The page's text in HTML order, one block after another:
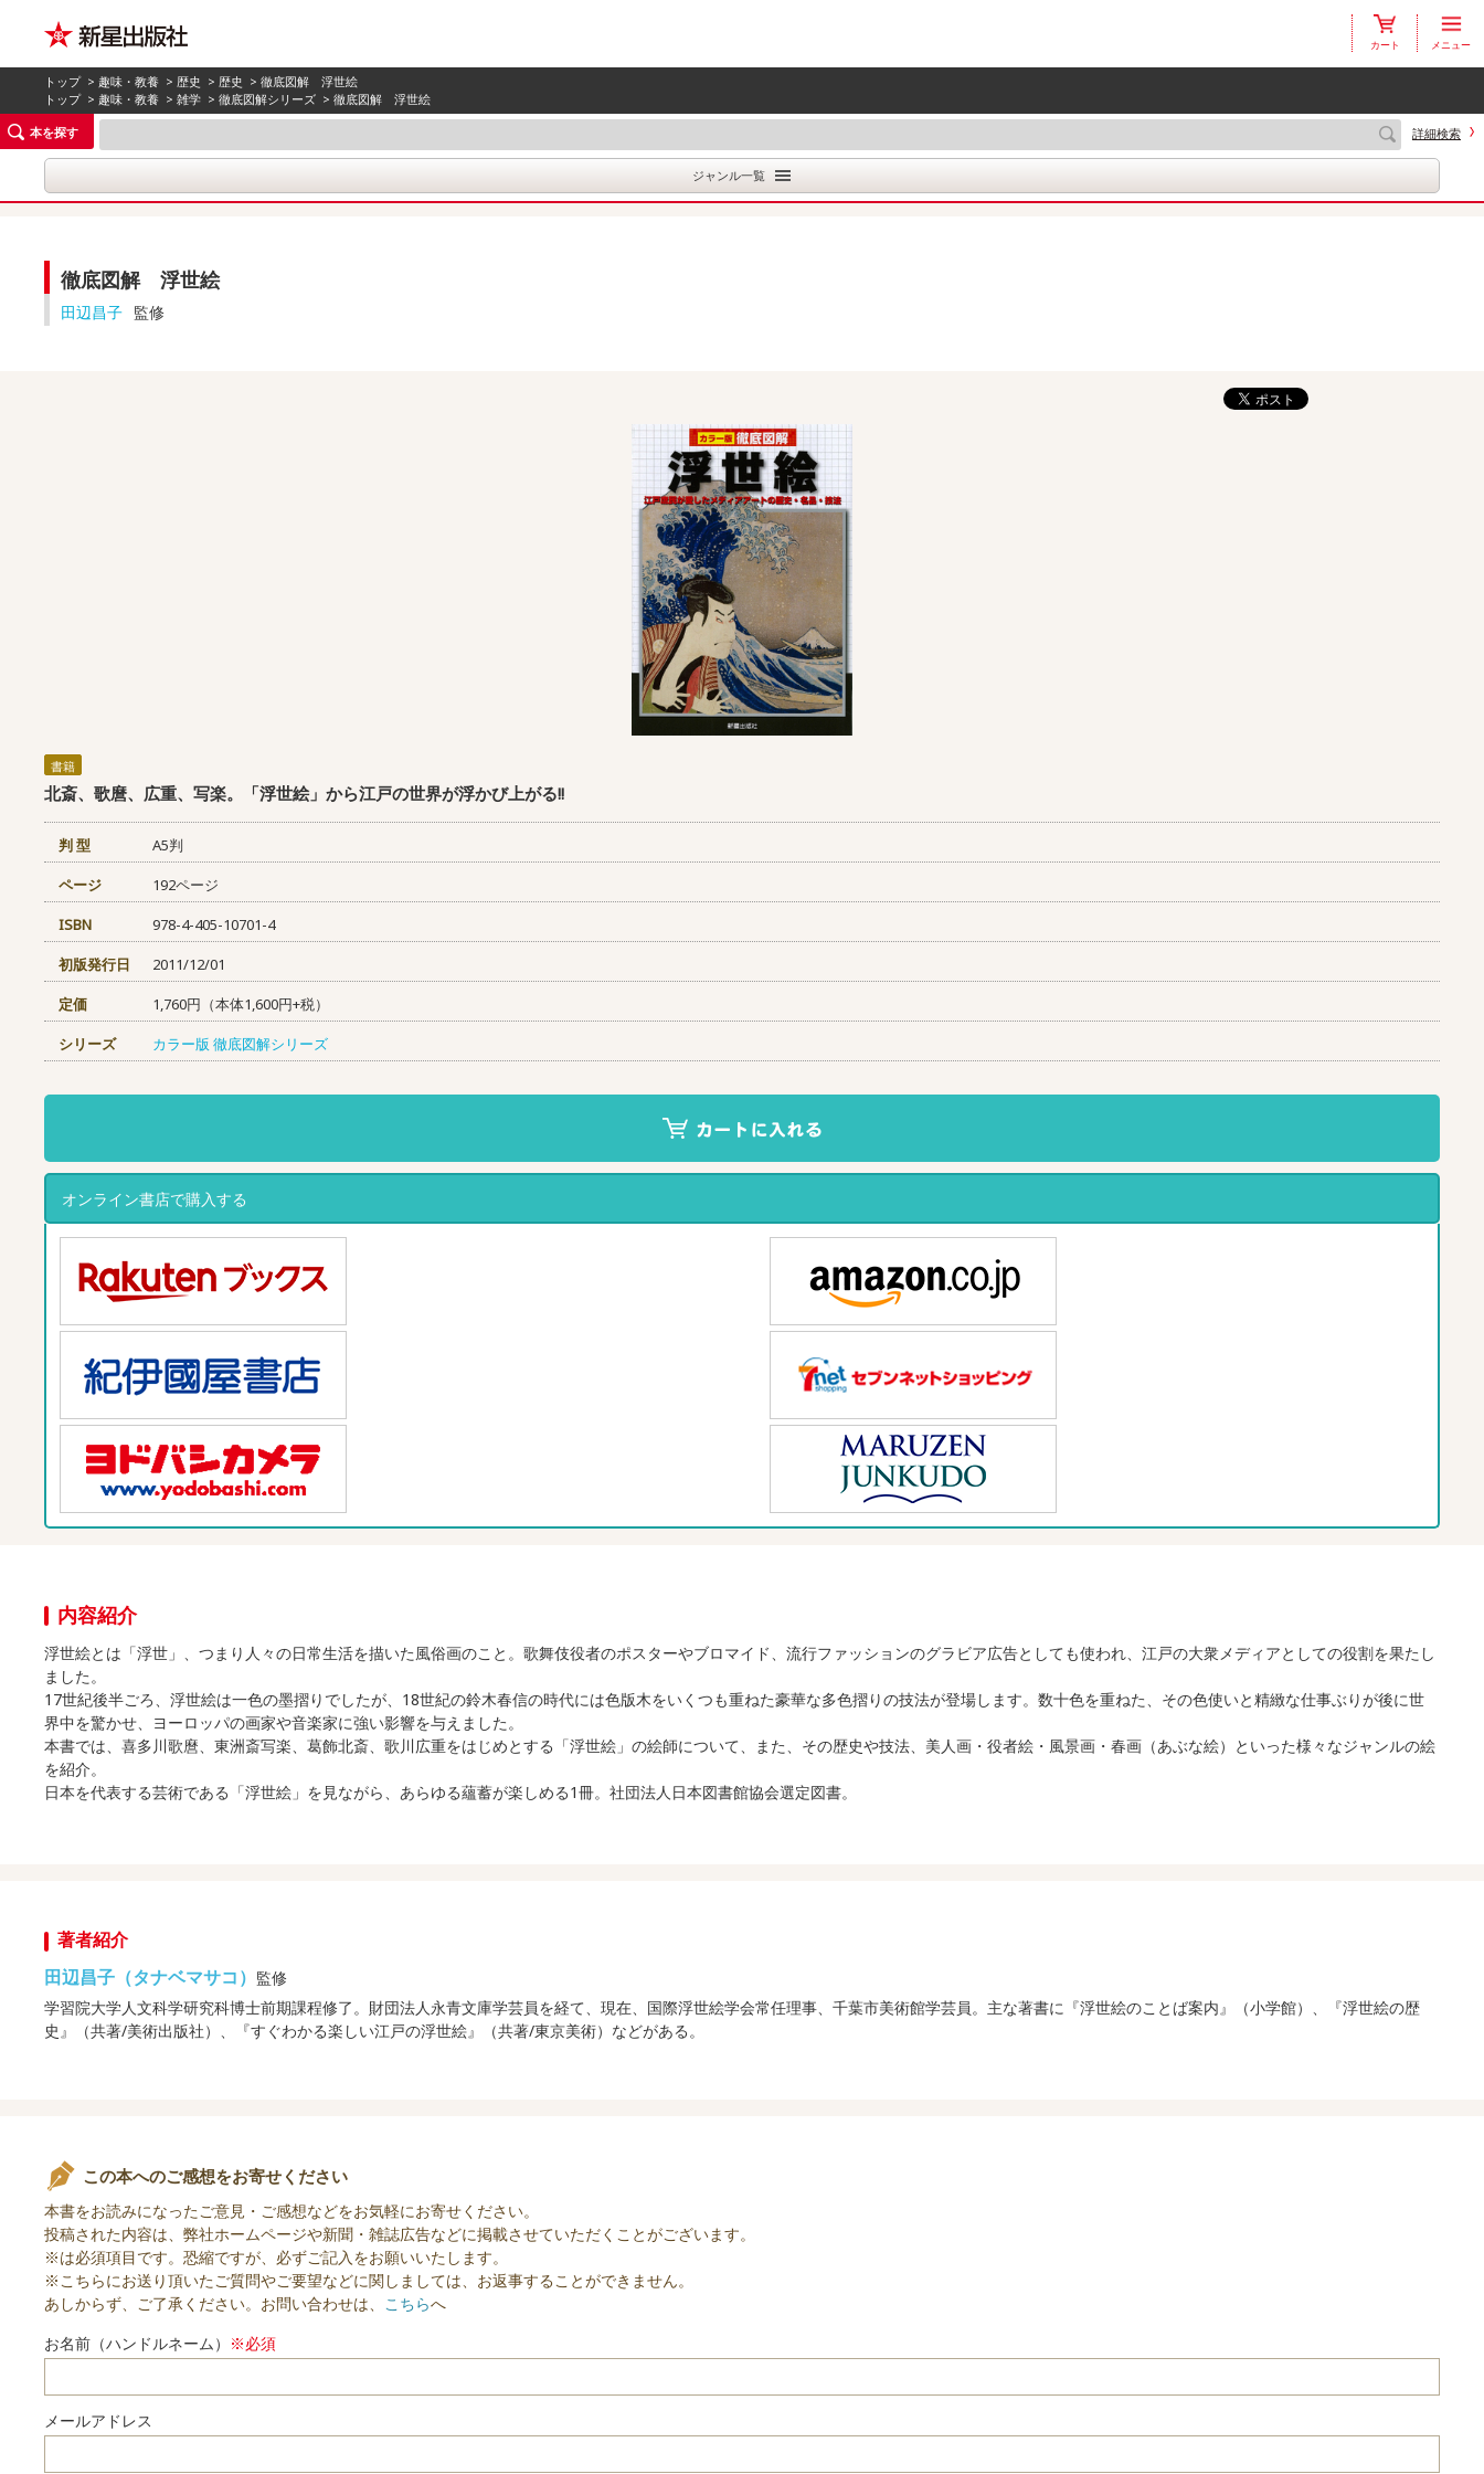
カート メニュー
トップ >趣味・教養 >歴史 >歴史 > 徹底図解 浮世絵
トップ >趣味・教養 >雑学 >徹底図解シリーズ > 徹底図解 浮世絵
本を探す
詳細検索
ジャンル一覧
徹底図解 浮世絵
田辺昌子 監修
書籍
北斎、歌麿、広重、写楽。「浮世絵」から江戸の世界が浮かび上がる!!
判 型
A5判
ページ
192ページ
ISBN
978-4-405-10701-4
初版発行日
2011/12/01
定価
1,760円（本体1,600円+税）
シリーズ
カラー版 徹底図解シリーズ
オンライン書店で購入する
内容紹介
浮世絵とは「浮世」、つまり人々の日常生活を描いた風俗画のこと。歌舞伎役者のポスターやブロマイド、流行ファッションのグラビア広告としても使われ、江戸の大衆メディアとしての役割を果たし
ました。
17世紀後半ごろ、浮世絵は一色の墨摺りでしたが、18世紀の鈴木春信の時代には色版木をいくつも重ねた豪華な多色摺りの技法が登場します。数十色を重ねた、その色使いと精緻な仕事ぶりが後に世
界中を驚かせ、ヨーロッパの画家や音楽家に強い影響を与えました。
本書では、喜多川歌麿、東洲斎写楽、葛飾北斎、歌川広重をはじめとする「浮世絵」の絵師について、また、その歴史や技法、美人画・役者絵・風景画・春画（あぶな絵）といった様々なジャンルの絵
を紹介。
日本を代表する芸術である「浮世絵」を見ながら、あらゆる蘊蓄が楽しめる1冊。社団法人日本図書館協会選定図書。
著者紹介
田辺昌子（タナベマサコ） 監修
学習院大学人文科学研究科博士前期課程修了。財団法人永青文庫学芸員を経て、現在、国際浮世絵学会常任理事、千葉市美術館学芸員。主な著書に『浮世絵のことば案内』（小学館）、『浮世絵の歴
史』（共著/美術出版社）、『すぐわかる楽しい江戸の浮世絵』（共著/東京美術）などがある。
この本へのご感想をお寄せください
本書をお読みになったご意見・ご感想などをお気軽にお寄せください。
投稿された内容は、弊社ホームページや新聞・雑誌広告などに掲載させていただくことがございます。
※は必須項目です。恐縮ですが、必ずご記入をお願いいたします。
※こちらにお送り頂いたご質問やご要望などに関しましては、お返事することができません。
あしからず、ご了承ください。お問い合わせは、 こちらへ
お名前（ハンドルネーム） ※必須
メールアドレス